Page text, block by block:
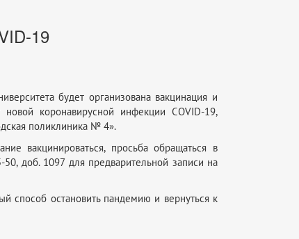
19
будет организована вакцинация и
новой коронавирусной инфекции COVID-19,
поликлиника № 4».
вакцинироваться, просьба обращаться в
50, доб. 1097 для предварительной записи на
способ остановить пандемию и вернуться к